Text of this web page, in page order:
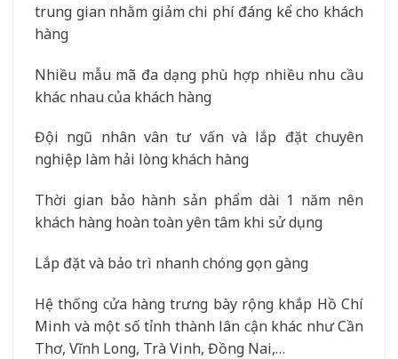
trung gian nhằm giảm chi phí đáng kể cho khách
hàng
Nhiều mẫu mã đa dạng phù hợp nhiều nhu cầu
khác nhau của khách hàng
Đội ngũ nhân vân tư vấn và lắp đặt chuyên
nghiệp làm hải lòng khách hàng
Thời gian bảo hành sản phẩm dài 1 năm nên
khách hàng hoàn toàn yên tâm khi sử dụng
Lắp đặt và bảo trì nhanh chóng gọn gàng
Hệ thống cửa hàng trưng bày rộng khắp Hồ Chí
Minh và một số tỉnh thành lân cận khác như Cần
Thơ, Vĩnh Long, Trà Vinh, Đồng Nai,…